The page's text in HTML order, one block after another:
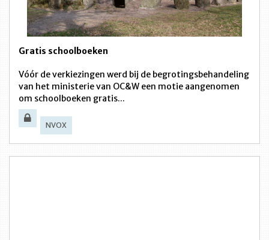
Gratis schoolboeken
Vóór de verkiezingen werd bij de begrotingsbehandeling
van het ministerie van OC&W een motie aangenomen
om schoolboeken gratis...
NVOX